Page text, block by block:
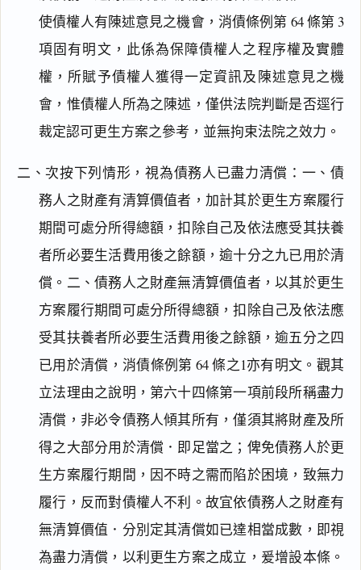
使債權人有陳述意見之機會，消債條例第 64 條第 3
項固有明文，此係為保障債權人之程序權及實體
權，所賦予債權人獲得一定資訊及陳述意見之機
會，惟債權人所為之陳述，僅供法院判斷是否逕行
裁定認可更生方案之參考，並無拘束法院之效力。
二、次按下列情形，視為債務人已盡力清償：一、債
務人之財產有清算價值者，加計其於更生方案履行
期間可處分所得總額，扣除自己及依法應受其扶養
者所必要生活費用後之餘額，逾十分之九已用於清
償。二、債務人之財產無清算價值者，以其於更生
方案履行期間可處分所得總額，扣除自己及依法應
受其扶養者所必要生活費用後之餘額，逾五分之四
已用於清償，消債條例第 64 條之1亦有明文。觀其
立法理由之說明，第六十四條第一項前段所稱盡力
清償，非必令債務人傾其所有，僅須其將財產及所
得之大部分用於清償．即足當之；俾免債務人於更
生方案履行期間，因不時之需而陷於困境，致無力
履行，反而對債權人不利。故宜依債務人之財產有
無清算價值．分別定其清償如已達相當成數，即視
為盡力清償，以利更生方案之成立，爰增設本條。